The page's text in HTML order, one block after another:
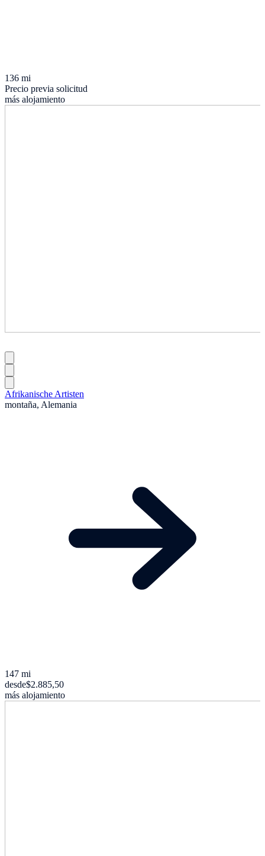
136 mi
Precio previa solicitud
más alojamiento
Afrikanische Artisten
montaña, Alemania
147 mi
desde$2.885,50
más alojamiento